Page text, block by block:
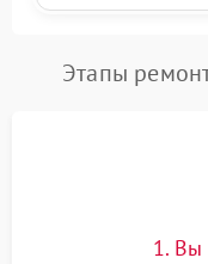
Этапы
1. Вы